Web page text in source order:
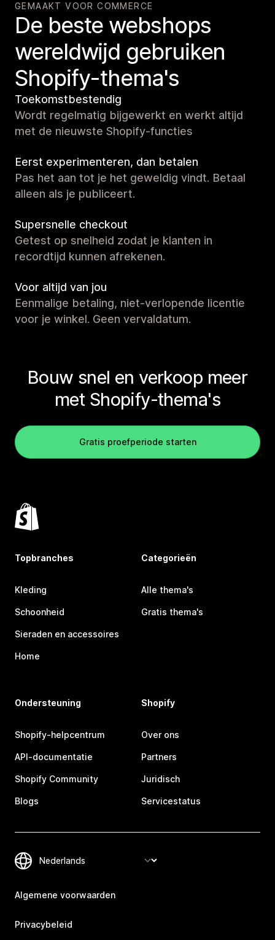
GEMAAKT VOOR COMMERCE
De beste webshops
wereldwijd gebruiken
Shopify-thema's
Toekomstbestendig
Wordt regelmatig bijgewerkt en werkt altijd
met de nieuwste Shopify-functies
Eerst experimenteren, dan betalen
Pas het aan tot je het geweldig vindt. Betaal
alleen als je publiceert.
Supersnelle checkout
Getest op snelheid zodat je klanten in
recordtijd kunnen afrekenen.
Voor altijd van jou
Eenmalige betaling, niet-verlopende licentie
voor je winkel. Geen vervaldatum.
Bouw snel en verkoop meer
met Shopify-thema's
Gratis proefperiode starten
Topbranches
Kleding
Schoonheid
Sieraden en accessoires
Home
Categorieën
Alle thema's
Gratis thema's
Ondersteuning
Shopify-helpcentrum
API-documentatie
Shopify Community
Blogs
Shopify
Over ons
Partners
Juridisch
Servicestatus
Algemene voorwaarden
Privacybeleid